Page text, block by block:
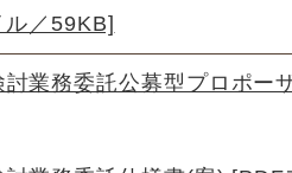
／59KB]
業務委託公募型プロポー